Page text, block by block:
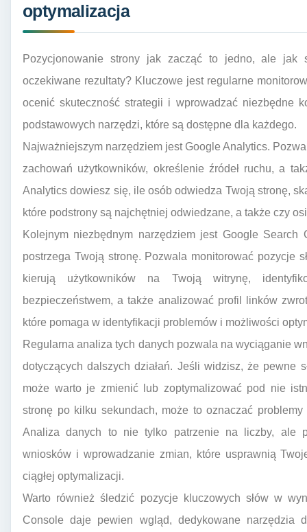
optymalizacja
Pozycjonowanie strony jak zacząć to jedno, ale jak
oczekiwane rezultaty? Kluczowe jest regularne
ocenić skuteczność strategii i wprowadzać niezbędne
podstawowych narzędzi, które są dostępne dla każdego.
Najważniejszym narzędziem jest Google Analytics.
zachowań użytkowników, określenie źródeł ruchu, a
Analytics dowiesz się, ile osób odwiedza Twoją stronę,
które podstrony są najchętniej odwiedzane, a także czy
Kolejnym niezbędnym narzędziem jest Google
postrzega Twoją stronę. Pozwala monitorować pozycje
kierują użytkowników na Twoją witrynę,
bezpieczeństwem, a także analizować profil linków
które pomaga w identyfikacji problemów i możliwości
Regularna analiza tych danych pozwala na wyciąganie
dotyczących dalszych działań. Jeśli widzisz, że pewne
może warto je zmienić lub zoptymalizować pod nie
stronę po kilku sekundach, może to oznaczać
Analiza danych to nie tylko patrzenie na liczby, ale
wniosków i wprowadzanie zmian, które usprawnią
ciągłej optymalizacji.
Warto również śledzić pozycje kluczowych słów w
Console daje pewien wgląd, dedykowane narzędzia